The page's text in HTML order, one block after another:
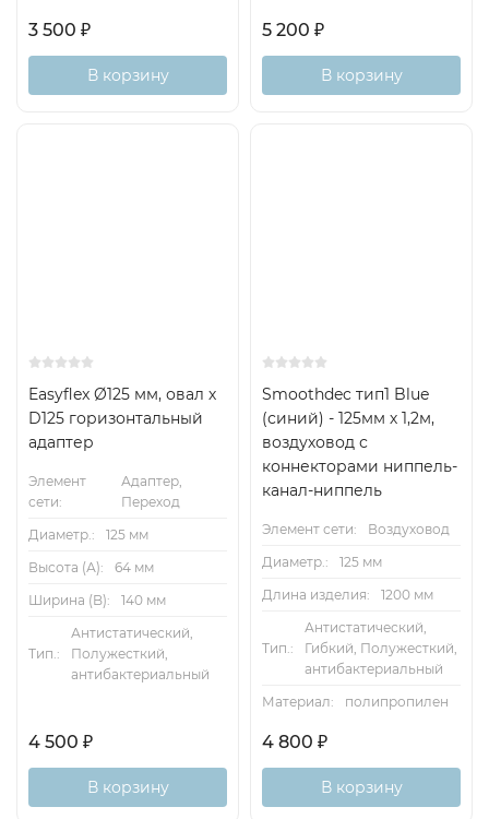
3 500 ₽
В корзину
5 200 ₽
В корзину
Easyflex Ø125 мм, овал х
D125 горизонтальный
адаптер
Элемент
сети:
Адаптер,
Переход
Диаметр.:
125 мм
Высота (А):
64 мм
Ширина (B):
140 мм
Тип.:
Антистатический,
Полужесткий,
антибактериальный
4 500 ₽
В корзину
Smoothdec тип1 Blue
(синий) - 125мм х 1,2м,
воздуховод с
коннекторами ниппель-
канал-ниппель
Элемент сети:
Воздуховод
Диаметр.:
125 мм
Длина изделия:
1200 мм
Тип.:
Антистатический,
Гибкий, Полужесткий,
антибактериальный
Материал:
полипропилен
4 800 ₽
В корзину